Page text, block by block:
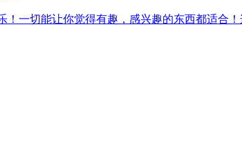
一切能让你觉得有趣，感兴趣的东西都适合